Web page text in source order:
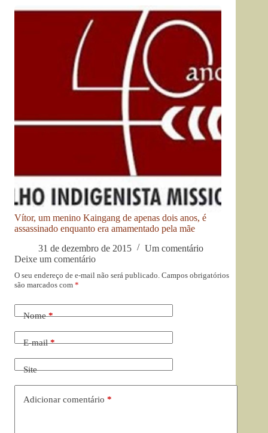
Vítor, um menino Kaingang de apenas dois anos, é
assassinado enquanto era amamentado pela mãe
31 de dezembro de 2015
Um comentário
Deixe um comentário
O seu endereço de e-mail não será publicado. Campos obrigatórios
são marcados com *
Nome*
E-mail*
Site
Adicionar comentário *